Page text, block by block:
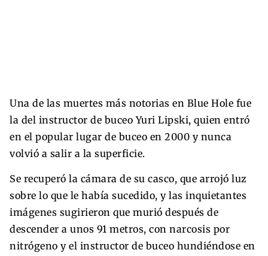
Una de las muertes más notorias en Blue Hole fue
la del instructor de buceo Yuri Lipski, quien entró
en el popular lugar de buceo en 2000 y nunca
volvió a salir a la superficie.
Se recuperó la cámara de su casco, que arrojó luz
sobre lo que le había sucedido, y las inquietantes
imágenes sugirieron que murió después de
descender a unos 91 metros, con narcosis por
nitrógeno y el instructor de buceo hundiéndose en